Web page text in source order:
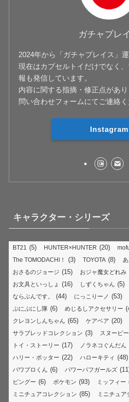
ガチャプレ
2024年から「ガチャプレイス」運
現在はカプセルトイだけでなく
報も発信しています。
内容に関する指摘・修正点があり
問い合わせフォームにてご連絡く
Instagram
キャラクター・シリーズ
BT21 (5) HUNTER×HUNTER (20)
The TOMODACHI！ (3) TOYOTA (8)
おさるのジョージ (15) おジャ魔女どれみ
お文具といっしょ (16) しずくちゃん (5)
ならぶんです。 (44) にっこりーノ (53)
ぷにぷにし隊 (6) めじるしアクセサリー
クレヨンしんちゃん (65) ケアベア (20)
サラブレッドコレクション (3) スヌーピー
トイ・ストーリー (17) ノラネコぐんだん
ハリー・ポッター (22) ハローキティ (48)
パワプロくん (6) パワーパフガールズ
ピングー (6) ポケモン (93) ミッフィー
ミニチュアコレクション (85) ミニチュア